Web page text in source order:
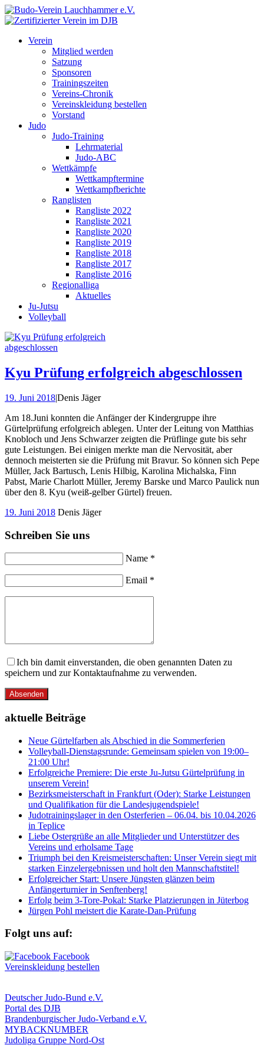
Verein
Mitglied werden
Satzung
Sponsoren
Trainingszeiten
Vereins-Chronik
Vereinskleidung bestellen
Vorstand
Judo
Judo-Training
Lehrmaterial
Judo-ABC
Wettkämpfe
Wettkampftermine
Wettkampfberichte
Ranglisten
Rangliste 2022
Rangliste 2021
Rangliste 2020
Rangliste 2019
Rangliste 2018
Rangliste 2017
Rangliste 2016
Regionalliga
Aktuelles
Ju-Jutsu
Volleyball
Kyu Prüfung erfolgreich abgeschlossen
19. Juni 2018|Denis Jäger
Am 18.Juni konnten die Anfänger der Kindergruppe ihre
Gürtelprüfung erfolgreich ablegen. Unter der Leitung von Matthias
Knobloch und Jens Schwarzer zeigten die Prüflinge gute bis sehr
gute Leistungen. Bei einigen merkte man die Nervosität, aber
dennoch meisterten sie die Prüfung mit Bravur. So können sich Pepe
Müller, Jack Bartusch, Lenis Hilbig, Karolina Michalska, Finn
Pabst, Marie Charlott Müller, Jeremy Barske und Marco Paulick nun
über den 8. Kyu (weiß-gelber Gürtel) freuen.
19. Juni 2018 Denis Jäger
Schreiben Sie uns
Name *
Email *
Ich bin damit einverstanden, die oben genannten Daten zu
speichern und zur Kontaktaufnahme zu verwenden.
Absenden
aktuelle Beiträge
Neue Gürtelfarben als Abschied in die Sommerferien
Volleyball-Dienstagsrunde: Gemeinsam spielen von 19:00–
21:00 Uhr!
Erfolgreiche Premiere: Die erste Ju-Jutsu Gürtelprüfung in
unserem Verein!
Bezirksmeisterschaft in Frankfurt (Oder): Starke Leistungen
und Qualifikation für die Landesjugendspiele!
Judotrainingslager in den Osterferien – 06.04. bis 10.04.2026
in Teplice
Liebe Ostergrüße an alle Mitglieder und Unterstützer des
Vereins und erholsame Tage
Triumph bei den Kreismeisterschaften: Unser Verein siegt mit
starken Einzelergebnissen und holt den Mannschaftstitel!
Erfolgreicher Start: Unsere Jüngsten glänzen beim
Anfängerturnier in Senftenberg!
Erfolg beim 3-Tore-Pokal: Starke Platzierungen in Jüterbog
Jürgen Pohl meistert die Karate-Dan-Prüfung
Folgt uns auf:
Vereinskleidung bestellen
Deutscher Judo-Bund e.V.
Portal des DJB
Brandenburgischer Judo-Verband e.V.
MYBACKNUMBER
Judoliga Gruppe Nord-Ost